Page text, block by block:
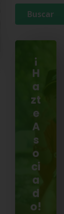
¡
H
a
zt
e
A
s
o
ci
a
d
o!